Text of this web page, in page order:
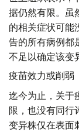
据仍然有限。虽
的相关症状可能
告的所有病例都
不足以确定该变
疫苗效力或削弱
迄今为止，关于
限，也没有同行
变异株仅在表面